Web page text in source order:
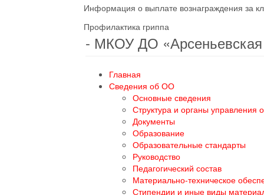
Информация о выплате вознаграждения за
Профилактика гриппа
- МКОУ ДО
Главная
Сведения об ОО
Основные сведения
Структура и органы управления
Документы
Образование
Образовательные стандарты
Руководство
Педагогический состав
Материально-техническое
Стипендии и иные виды